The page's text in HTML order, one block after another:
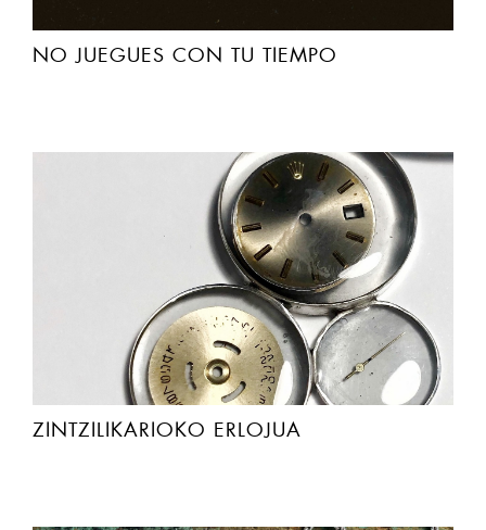
NO JUEGUES CON TU TIEMPO
ZINTZILIKARIOKO ERLOJUA